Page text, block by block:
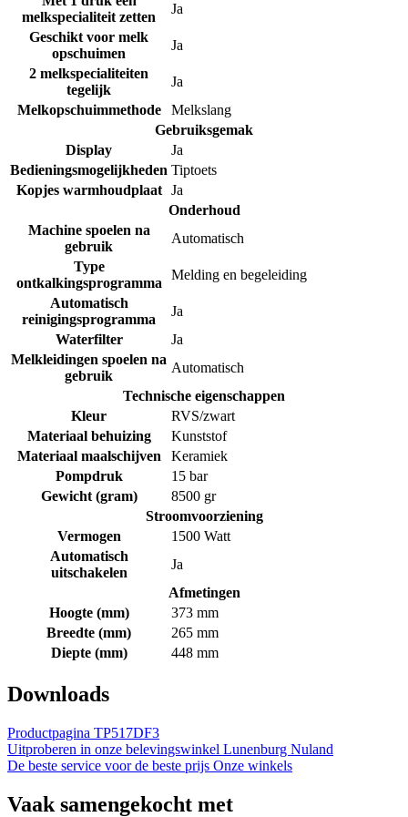
melkspecialiteit zetten
Ja
Geschikt voor melk
opschuimen
Ja
2 melkspecialiteiten
tegelijk
Ja
Melkopschuimmethode
Melkslang
Gebruiksgemak
Display
Ja
Bedieningsmogelijkheden Tiptoets
Kopjes warmhoudplaat
Ja
Onderhoud
Machine spoelen na
gebruik
Automatisch
Type
ontkalkingsprogramma
Melding en begeleiding
Automatisch
reinigingsprogramma
Ja
Waterfilter
Ja
Melkleidingen spoelen na
gebruik
Automatisch
Technische eigenschappen
Kleur
RVS/zwart
Materiaal behuizing
Kunststof
Materiaal maalschijven
Keramiek
Pompdruk
15 bar
Gewicht (gram)
8500 gr
Stroomvoorziening
Vermogen
1500 Watt
Automatisch
uitschakelen
Ja
Afmetingen
Hoogte (mm)
373 mm
Breedte (mm)
265 mm
Diepte (mm)
448 mm
Downloads
Productpagina TP517DF3
Uitproberen in onze belevingswinkel Lunenburg Nuland
De beste service voor de beste prijs Onze winkels
Vaak samengekocht met